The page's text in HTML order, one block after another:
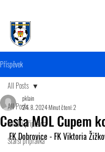
Příspěvek
All Posts
Mladší přípravka
Starší přípravka
All Posts
Cesta MOL Cupem
pklain
24. 8. 2024Minut čtení: 2
FK Dobrovice - FK Viktoria